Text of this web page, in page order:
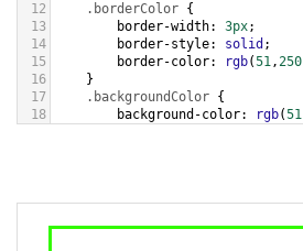
12
.borderColor {
13
border-width: 3px;
14
border-style: solid ;
15
border-color: rgb(51,250
16
}
17
.backgroundColor {
18
background-color: rgb(51
white, rgb(51,250,0));